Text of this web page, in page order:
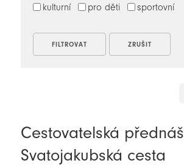
kulturní pro děti sportovní
Cestovatelská
Svatojakubská cesta